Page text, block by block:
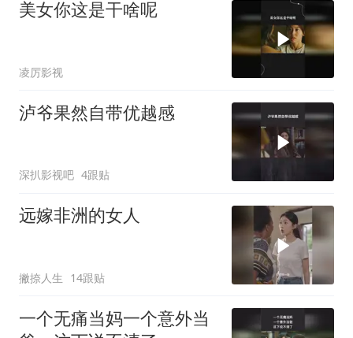
美女你这是干啥呢
凌厉影视
泸爷果然自带优越感
深扒影视吧 4跟贴
远嫁非洲的女人
撇捺人生 14跟贴
一个无痛当妈一个意外当